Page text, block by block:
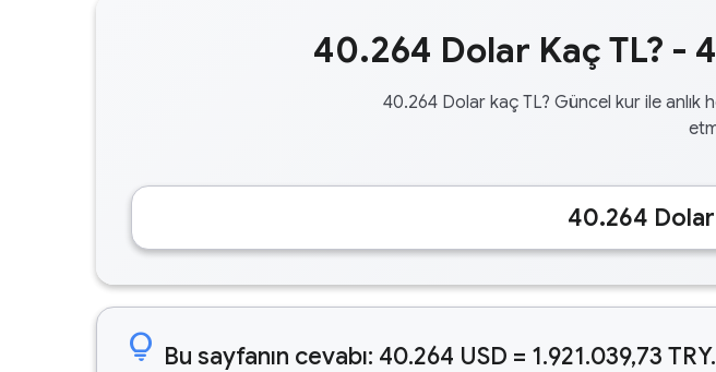
40.264 Dolar Kaç TL? -
40.264 Dolar kaç TL? Güncel kur ile anlık
40.264
lightbulb Bu sayfanın cevabı: 40.264 USD = 1.921.039,73